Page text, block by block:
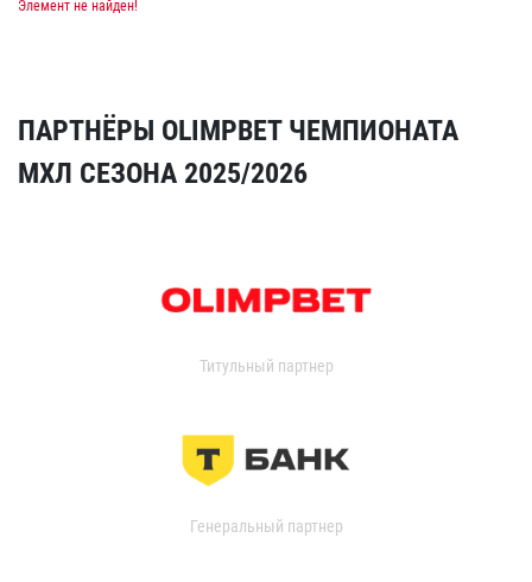
Элемент не найден!
ПАРТНЁРЫ OLIMPBET ЧЕМПИОНАТА
МХЛ СЕЗОНА 2025/2026
Титульный партнер
Генеральный партнер